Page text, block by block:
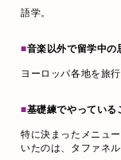
語学。
■音楽以外で留学中の
ヨーロッパ各地を旅
■基礎練でやっている
特に決まったメニュ
いたのは、タファネ